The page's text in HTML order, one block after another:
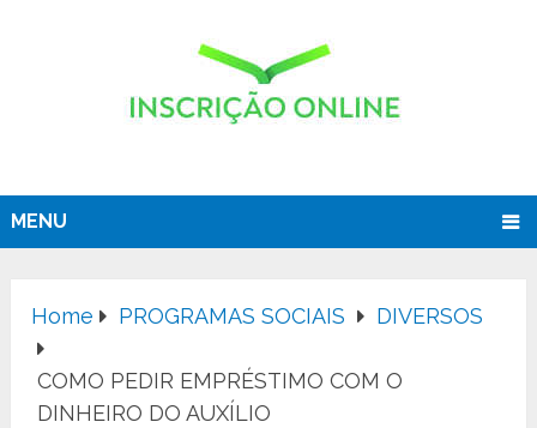
MENU
Home PROGRAMAS SOCIAIS DIVERSOS
COMO PEDIR EMPRÉSTIMO COM O
DINHEIRO DO AUXÍLIO